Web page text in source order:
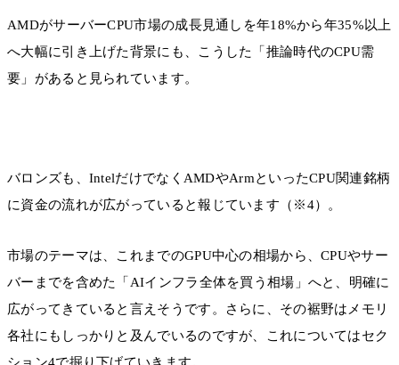
AMDがサーバーCPU市場の成長見通しを年18%から年35%以上
へ大幅に引き上げた背景にも、こうした「推論時代のCPU需
要」があると見られています。
バロンズも、IntelだけでなくAMDやArmといったCPU関連銘柄
に資金の流れが広がっていると報じています（※4）。
市場のテーマは、これまでのGPU中心の相場から、CPUやサー
バーまでを含めた「AIインフラ全体を買う相場」へと、明確に
広がってきていると言えそうです。さらに、その裾野はメモリ
各社にもしっかりと及んでいるのですが、これについてはセク
ション4で掘り下げていきます。